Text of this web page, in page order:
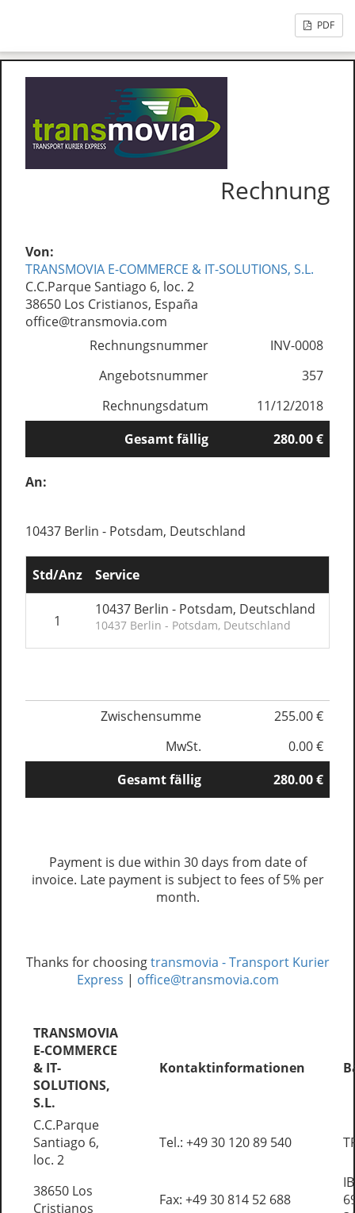
PDF
Rechnung
Von:
TRANSMOVIA E-COMMERCE & IT-SOLUTIONS, S.L.
C.C.Parque Santiago 6, loc. 2
38650 Los Cristianos, España
office@transmovia.com
Rechnungsnummer
INV-0008
Angebotsnummer
357
Rechnungsdatum
11/12/2018
Gesamt fällig
280.00 €
An:
10437 Berlin - Potsdam, Deutschland
Std/Anz Service
1
10437 Berlin - Potsdam, Deutschland
10437 Berlin - Potsdam, Deutschland
Zwischensumme
255.00 €
MwSt.
0.00 €
Gesamt fällig
280.00 €
Payment is due within 30 days from date of
invoice. Late payment is subject to fees of 5% per
month.
Thanks for choosingtransmovia - Transport Kurier
Express | office@transmovia.com
TRANSMOVIA
E-COMMERCE
& IT-
SOLUTIONS,
S.L.
Kontaktinformationen
C.C.Parque
Santiago 6,
loc. 2
Tel.: +49 30 120 89 540
38650 Los
Cristianos
Fax: +49 30 814 52 688